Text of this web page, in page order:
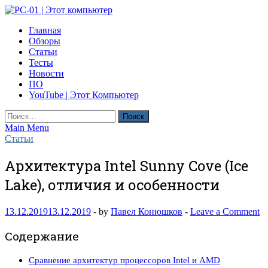
Skip
content
PC-01 | Этот компьютер
Компьютерные новости
Главная
Обзоры
Статьи
Тесты
Новости
ПО
YouTube | Этот Компьютер
Найти:
Main Menu
Статьи
Архитектура Intel Sunny Cove (Ice
Lake), отличия и особенности
13.12.201913.12.2019 - by Павел Конюшков - Leave a Comment
Содержание
Сравнение архитектур процессоров Intel и AMD